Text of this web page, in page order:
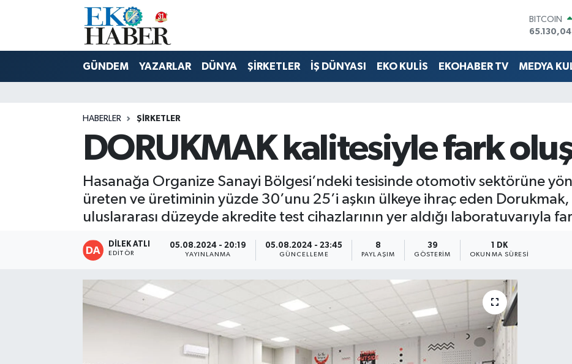
65.130,04
DOLAR
EURO
55,1652
13.773
GÜNDEM YAZARLAR DÜNYA ŞİRKETLER İŞ DÜNYASI EKO KULİS EKOHABER TV MEDYA
HABERLER ŞIRKETLER
DORUKMAK kalitesiyle fark
Hasanağa Organize Sanayi Bölgesi’ndeki tesisinde otomotiv sektörüne
üreten ve üretiminin yüzde 30’unu 25’i aşkın ülkeye ihraç eden Dorukmak,
uluslararası düzeyde akredite test cihazlarının yer aldığı laboratuvarıyla
DİLEK ATLI
EDITÖR
05.08.2024 - 20:19
YAYINLANMA
05.08.2024 - 23:45
GÜNCELLEME
8
PAYLAŞIM
39
GÖSTERIM
1 DK
OKUNMA SÜRESI
Hava Durumu
Tüm Manşetler
Haber Arşivi